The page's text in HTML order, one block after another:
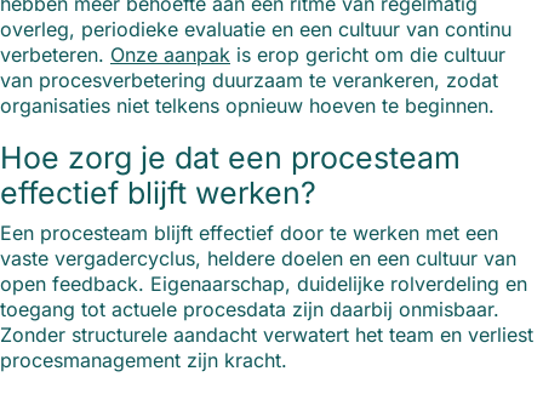
overleg, periodieke evaluatie en een cultuur van continu
verbeteren. Onze aanpak is erop gericht om die cultuur
van procesverbetering duurzaam te verankeren, zodat
organisaties niet telkens opnieuw hoeven te beginnen.
Hoe zorg je dat een procesteam
effectief blijft werken?
Een procesteam blijft effectief door te werken met een
vaste vergadercyclus, heldere doelen en een cultuur van
open feedback. Eigenaarschap, duidelijke rolverdeling en
toegang tot actuele procesdata zijn daarbij onmisbaar.
Zonder structurele aandacht verwatert het team en verliest
procesmanagement zijn kracht.